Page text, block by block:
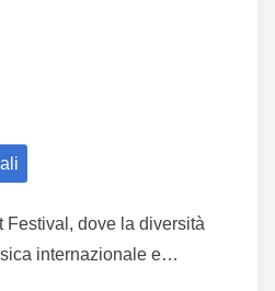
Festival, dove la diversità
internazionale e…